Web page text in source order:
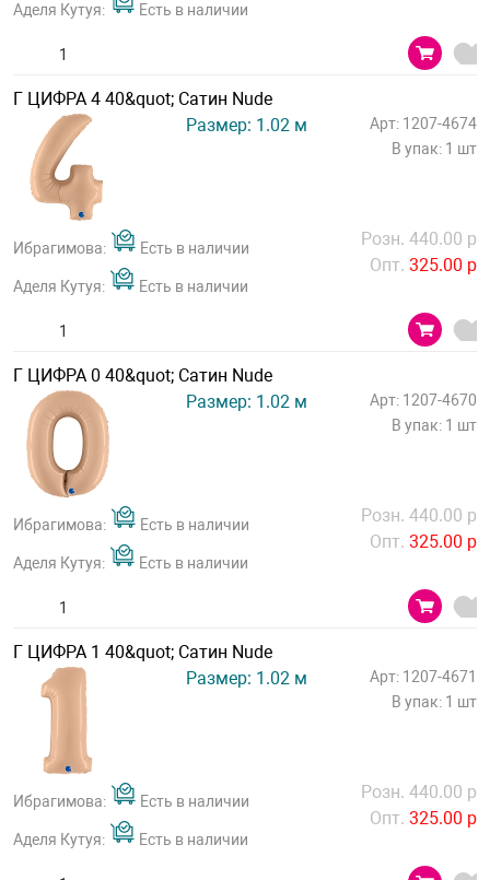
Аделя Кутуя: Есть в наличии
Г ЦИФРА 4 40&quot; Сатин Nude
Размер: 1.02 м
Арт: 1207-4674
В упак: 1 шт
Ибрагимова: Есть в наличии
Аделя Кутуя: Есть в наличии
Розн. 440.00 р
Опт. 325.00 р
Г ЦИФРА 0 40&quot; Сатин Nude
Размер: 1.02 м
Арт: 1207-4670
В упак: 1 шт
Ибрагимова: Есть в наличии
Аделя Кутуя: Есть в наличии
Розн. 440.00 р
Опт. 325.00 р
Г ЦИФРА 1 40&quot; Сатин Nude
Размер: 1.02 м
Арт: 1207-4671
В упак: 1 шт
Ибрагимова: Есть в наличии
Аделя Кутуя: Есть в наличии
Розн. 440.00 р
Опт. 325.00 р